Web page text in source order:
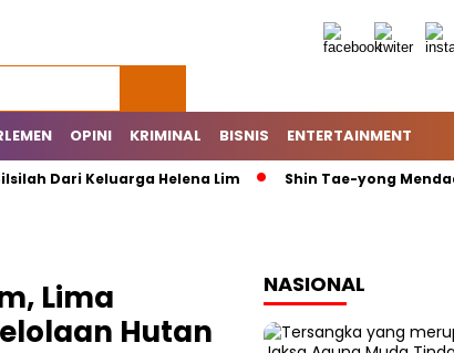
OPINI KRIMINAL BISNIS ENTERTAINMENT
Keluarga Helena Lim Shin Tae-yong Mendadak
Lima
Hutan
NASIONAL